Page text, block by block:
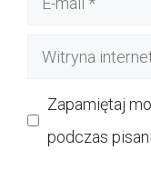
Witryna
Zapamiętaj
podczas